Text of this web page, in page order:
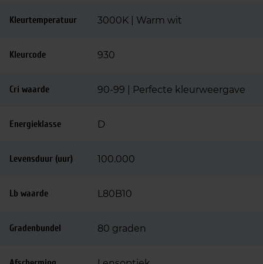
Kleurtemperatuur 3000K | Warm wit
Kleurcode 930
Cri waarde 90-99 | Perfecte kleurweergave
Energieklasse D
Levensduur (uur) 100.000
Lb waarde L80B10
Gradenbundel 80 graden